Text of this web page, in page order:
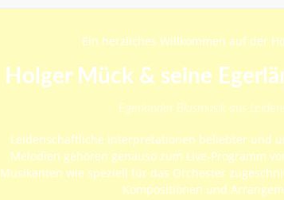
Ein herzliches Willkommen auf der
Holger Mück & seine
Egerländer Blasmusik aus
Leidenschaftliche Interpretationen beliebter und
Melodien gehören genauso zum Live-Programm
Musikanten wie speziell für das Orchester
Kompositionen und